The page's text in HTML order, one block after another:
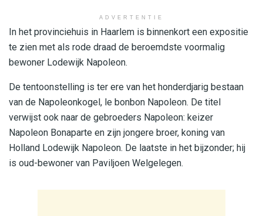
ADVERTENTIE
In het provinciehuis in Haarlem is binnenkort een expositie
te zien met als rode draad de beroemdste voormalig
bewoner Lodewijk Napoleon.
De tentoonstelling is ter ere van het honderdjarig bestaan
van de Napoleonkogel, le bonbon Napoleon. De titel
verwijst ook naar de gebroeders Napoleon: keizer
Napoleon Bonaparte en zijn jongere broer, koning van
Holland Lodewijk Napoleon. De laatste in het bijzonder; hij
is oud-bewoner van Paviljoen Welgelegen.